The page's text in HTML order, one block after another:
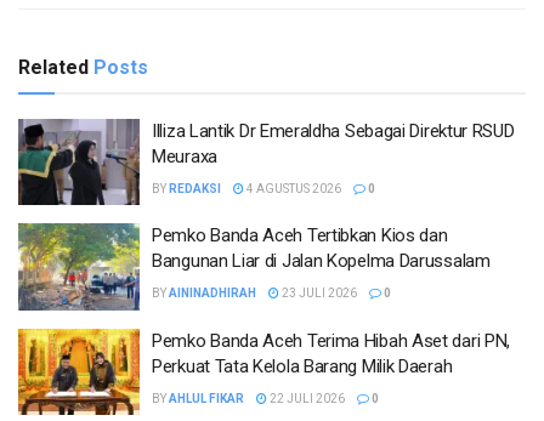
Related Posts
Illiza Lantik Dr Emeraldha Sebagai Direktur RSUD
Meuraxa
BY REDAKSI 4 AGUSTUS 2026 0
Pemko Banda Aceh Tertibkan Kios dan
Bangunan Liar di Jalan Kopelma Darussalam
BYAININADHIRAH 23 JULI 2026 0
Pemko Banda Aceh Terima Hibah Aset dari PN,
Perkuat Tata Kelola Barang Milik Daerah
BYAHLUL FIKAR 22 JULI 2026 0